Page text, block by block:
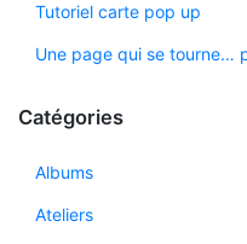
Tutoriel carte pop up
Une page qui se tourne…
Catégories
Albums
Ateliers